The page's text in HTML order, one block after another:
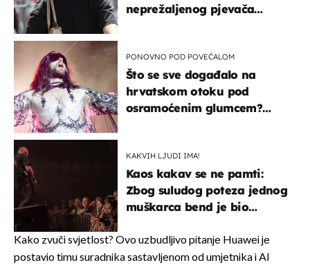
neprežaljenog pjevača
PONOVNO POD POVEĆALOM
Što se sve događalo na
hrvatskom otoku pod
osramoćenim glumcem?
KAKVIH LJUDI IMA!
Kaos kakav se ne pamti:
Zbog suludog poteza jednog
muškarca bend je bio
Kako zvuči svjetlost? Ovo uzbudljivo pitanje Huawei je
postavio timu suradnika sastavljenom od umjetnika i AI